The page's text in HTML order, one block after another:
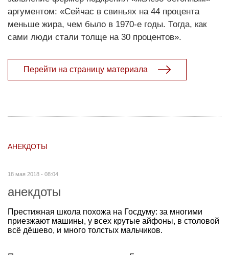
аргументом: «Сейчас в свиньях на 44 процента
меньше жира, чем было в 1970-е годы. Тогда, как
сами люди стали толще на 30 процентов».
Перейти на страницу материала
АНЕКДОТЫ
18 мая 2018 - 08:04
анекдоты
Престижная школа похожа на Госдуму: за многими
приезжают машины, у всех крутые айфоны, в столовой
всё дёшево, и много толстых мальчиков.